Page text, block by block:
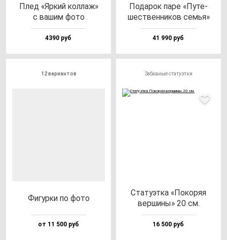
Плед «Яркий кол­лаж»
с ва­шим фо­то
4390 руб
Пода­рок па­ре «Путе­
шес­твен­ни­ков семья»
41 990 руб
12 вариантов
Фигур­ки по фо­то
от 11 500 руб
Забавные статуэтки
Ста­ту­эт­ка «Поко­ряя
вер­ши­ны» 20 см.
16 500 руб